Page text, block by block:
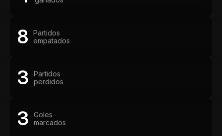
8
Partidos
empatados
3
Partidos
perdidos
3
Goles
marcados